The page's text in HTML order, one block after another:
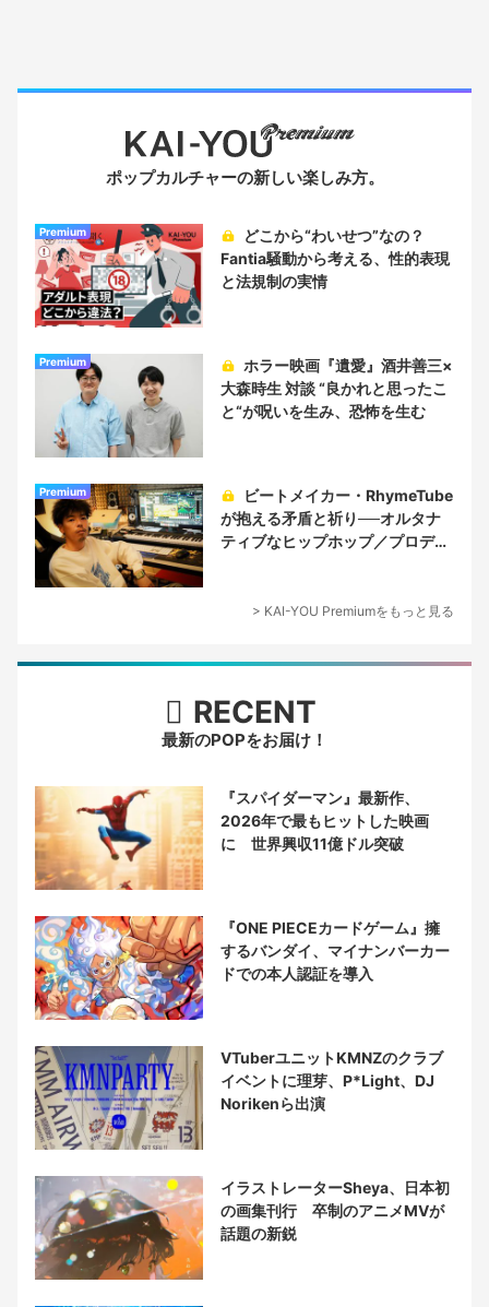
ポップカルチャーの新しい楽しみ方。
Premium
Fantia騒動から考える、性的表現
と法規制の実情
Premium
大森時生 対談 “良かれと思ったこ
と“が呪いを生み、恐怖を生む
Premium
が抱える矛盾と祈り──オルタナ
ティブなヒップホップ／プロデュ
> KAI-YOU Premiumをもっと見る
RECENT
最新のPOPをお届け！
『スパイダーマン』最新作、
2026年で最もヒットした映画
に 世界興収11億ドル突破
『ONE PIECEカードゲーム』擁
するバンダイ、マイナンバーカー
ドでの本人認証を導入
VTuberユニットKMNZのクラブ
イベントに理芽、P*Light、DJ
Norikenら出演
イラストレーターSheya、日本初
の画集刊行 卒制のアニメMVが
話題の新鋭